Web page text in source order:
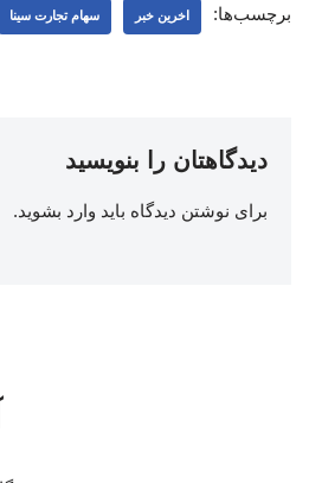
برچسب‌ها: اخرین خبر سهام تجارت سینا
دیدگاهتان را بنویسید
برای نوشتن دیدگاه باید وارد بشوید.